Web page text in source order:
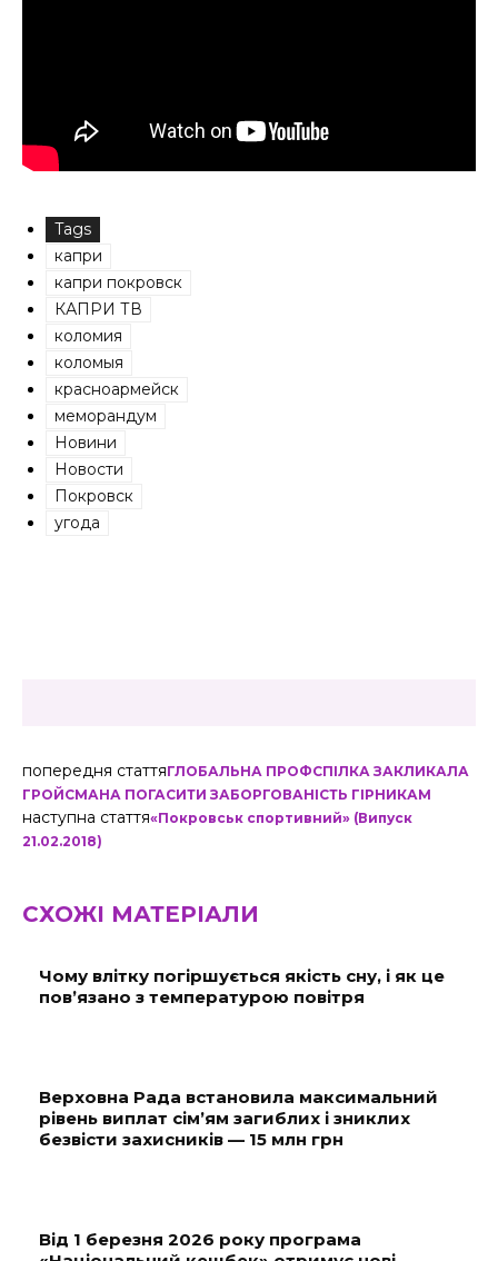
Tags
капри
капри покровск
КАПРИ ТВ
коломия
коломыя
красноармейск
меморандум
Новини
Новости
Покровск
угода
попередня статтяГЛОБАЛЬНА ПРОФСПІЛКА ЗАКЛИКАЛА
ГРОЙСМАНА ПОГАСИТИ ЗАБОРГОВАНІСТЬ ГІРНИКАМ
наступна стаття«Покровськ спортивний» (Випуск
21.02.2018)
СХОЖІ МАТЕРІАЛИ
Чому влітку погіршується якість сну, і як це
пов’язано з температурою повітря
Верховна Рада встановила максимальний
рівень виплат сім’ям загиблих і зниклих
безвісти захисників — 15 млн грн
Від 1 березня 2026 року програма